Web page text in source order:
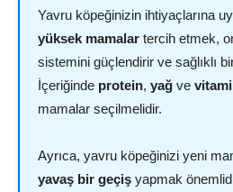
Yavru köpeğinizin ihtiyaçlarına
yüksek mamalar tercih etmek,
sistemini güçlendirir ve sağlıklı
İçeriğinde protein, yağ ve
mamalar seçilmelidir.
Ayrıca, yavru köpeğinizi yeni
yavaş bir geçiş yapmak